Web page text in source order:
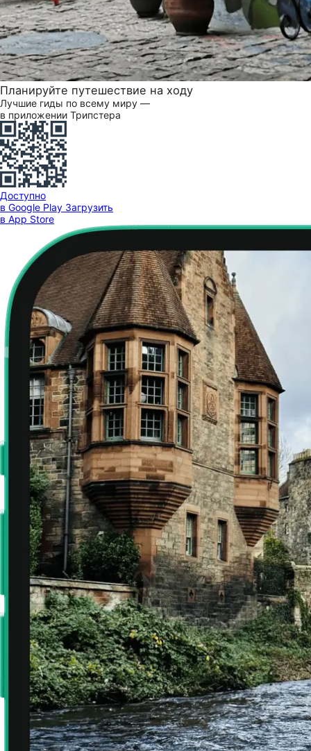
Планируйте путешествие на ходу
Лучшие гиды по всему миру —
в приложении Трипстера
Доступно
в Google Play Загрузить
в App Store